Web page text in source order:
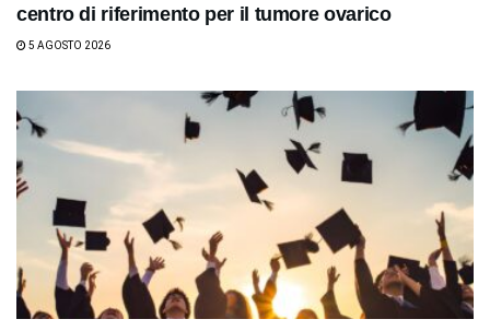
centro di riferimento per il tumore ovarico
5 AGOSTO 2026